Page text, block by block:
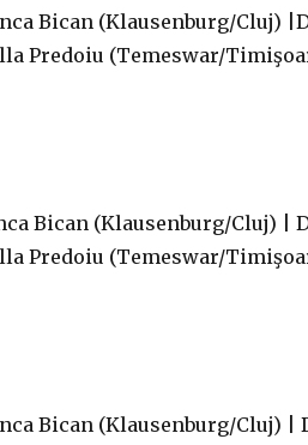
Bican (Klausenburg/Cluj)
Predoiu (Temeswar/
Bican (Klausenburg/Cluj) |
Predoiu (Temeswar/
Bican (Klausenburg/Cluj) |